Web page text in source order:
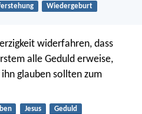
Wiedergeburt
widerfahren, dass
alle Geduld erweise,
glauben sollten zum
Jesus Geduld